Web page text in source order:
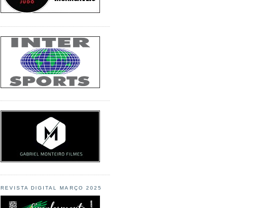
REVISTA DIGITAL MARÇO 2025